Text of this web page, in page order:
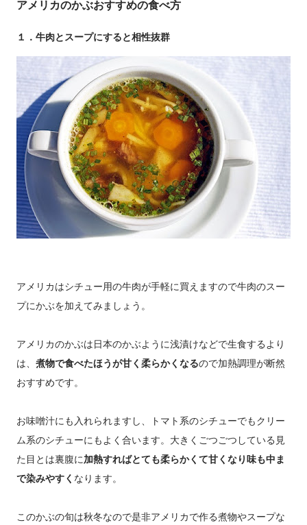
アメリカのかぶおすすめの食べ方
１．牛肉とスープにすると相性抜群
アメリカはシチュー用の牛肉が手軽に買えますので牛肉のスー
プにかぶを加えてみましょう。
アメリカのかぶは日本のかぶように浅漬けなどで生食するより
は、 煮物で食べたほうが甘く柔らかくなるので加熱調理が断然
おすすめです。
お味噌汁にも入れられますし、トマト系のシチューでもクリー
ム系のシチューにもよく合います。大きくごつごつしている見
た目とは裏腹に加熱すればとても柔らかくて甘くなり味も中ま
で染みやすく なります。
このかぶの旬は秋冬なので是非アメリカで作る煮物やスープな